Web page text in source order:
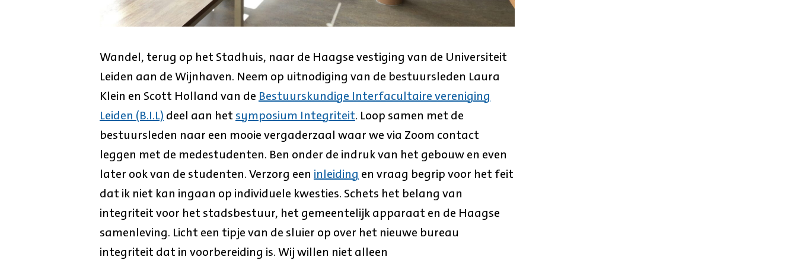
Wandel, terug op het Stadhuis, naar de Haagse vestiging van de Universiteit
Leiden aan de Wijnhaven. Neem op uitnodiging van de bestuursleden Laura
Klein en Scott Holland van de Bestuurskundige Interfacultaire vereniging
Leiden (B.I.L) deel aan het symposium Integriteit. Loop samen met de
bestuursleden naar een mooie vergaderzaal waar we via Zoom contact
leggen met de medestudenten. Ben onder de indruk van het gebouw en even
later ook van de studenten. Verzorg een inleiding en vraag begrip voor het feit
dat ik niet kan ingaan op individuele kwesties. Schets het belang van
integriteit voor het stadsbestuur, het gemeentelijk apparaat en de Haagse
samenleving. Licht een tipje van de sluier op over het nieuwe bureau
integriteit dat in voorbereiding is. Wij willen niet alleen